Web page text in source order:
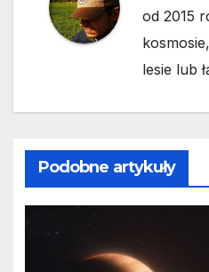
od 2015
lesie lub
Podobne artykuły